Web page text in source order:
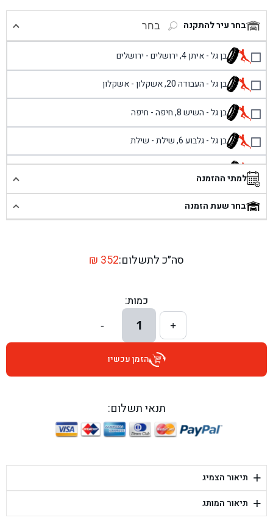
בחר עיר להתקנה בחר
בן גל - איתן 4, ירושלים - ירושלים
בן גל - העבודה 20, אשקלון - אשקלון
בן גל - השיש 8, חיפה - חיפה
בן גל - גלבוע 6, שילת - שילת
בן גל - פוריידיס, כניסה צפונית מול כביש 4 - פרדיס
בן גל - שכונת אזור תעשייה זעירה, עיילבון - עיילבון
בן גל - דרך השבעה 20, אזור - אזור
בן גל - הרצל 6, גדרה - גדרה
בן גל - שדרות דוד בן גוריון 8, באר שבע - באר שבע
בן גל - היובלים 26, הוד השרון - הוד השרון
בן גל - יפת 88, תל אביב יפו - תל אביב
בן גל - דור אלון הר טוב - בית שמש
למתי ההזמנה
בחר שעת הזמנה
סה״כ לתשלום: ₪ 352
כמות:
+
1
-
הזמן עכשיו
תנאי תשלום:
+ תיאור הצמיג
+ תיאור המותג